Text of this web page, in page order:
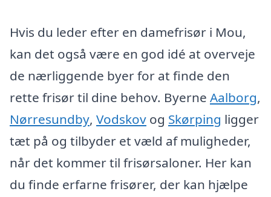
Hvis du leder efter en damefrisør i Mou,
kan det også være en god idé at overveje
de nærliggende byer for at finde den
rette frisør til dine behov. Byerne Aalborg,
Nørresundby, Vodskov og Skørping ligger
tæt på og tilbyder et væld af muligheder,
når det kommer til frisørsaloner. Her kan
du finde erfarne frisører, der kan hjælpe